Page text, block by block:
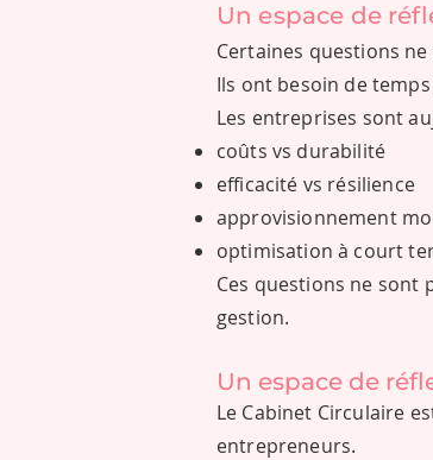
Un espace de
Certaines questions
Ils ont besoin de
Les entreprises sont
coûts vs durabilité
efficacité vs résilience
approvisionnement
optimisation à court
Ces questions ne sont
gestion.
Un espace de
Le Cabinet Circulaire
entrepreneurs.